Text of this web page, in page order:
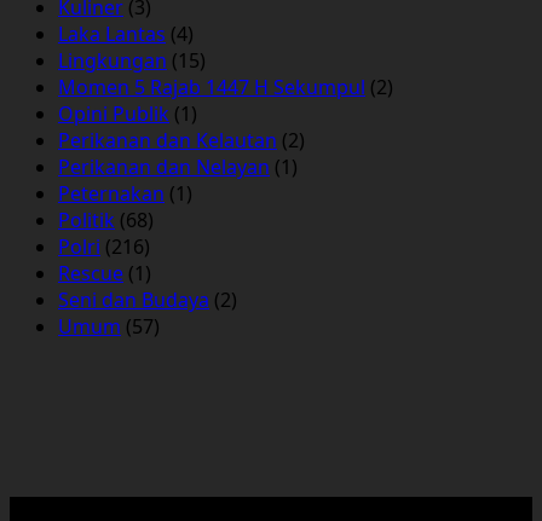
Kuliner (3)
Laka Lantas (4)
Lingkungan (15)
Momen 5 Rajab 1447 H Sekumpul (2)
Opini Publik (1)
Perikanan dan Kelautan (2)
Perikanan dan Nelayan (1)
Peternakan (1)
Politik (68)
Polri (216)
Rescue (1)
Seni dan Budaya (2)
Umum (57)